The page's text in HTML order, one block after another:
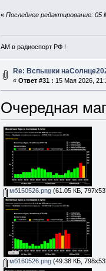
« Последнее редактирование: 05
АМ в радиоспорт РФ !
Re: Вспышки
« Ответ #31 : 15 Мая 2026,
Очередная
мб150526.png(61.05 КБ,
мб160526.png(49.38 КБ,